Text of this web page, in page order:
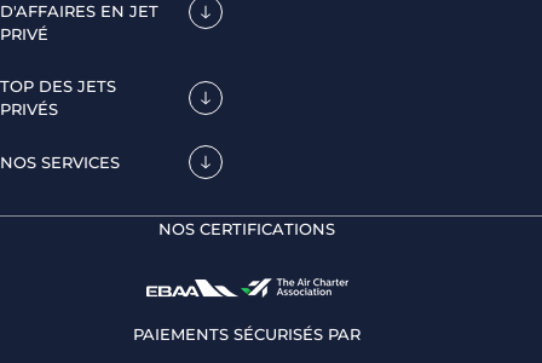
D'AFFAIRES EN JET
PRIVÉ
TOP DES JETS
PRIVÉS
NOS SERVICES
NOS CERTIFICATIONS
PAIEMENTS SÉCURISÉS PAR